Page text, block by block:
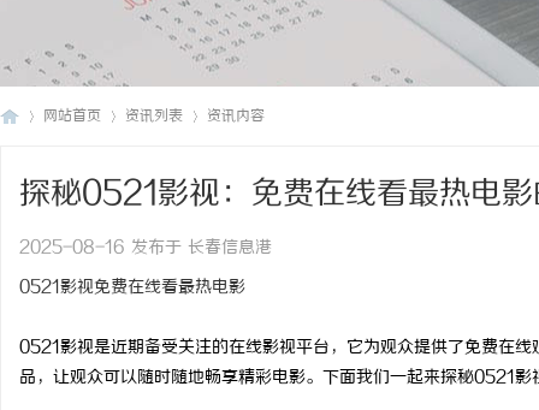
网站首页 资讯列表 资讯内容
探秘0521影视：免费在线看最热电
2025-08-16 发布于 长春信息港
0521影视免费在线看最热电影
0521影视是近期备受关注的在线影视平台，它为观众提供了免费在
品，让观众可以随时随地畅享精彩电影。下面我们一起来探秘0521